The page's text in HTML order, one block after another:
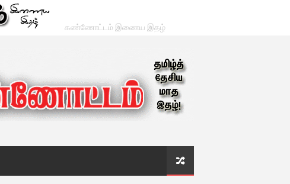
கண்ணோட்டம் இணைய இதழ்